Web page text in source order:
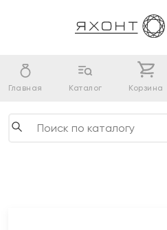
Главная Каталог Корзина